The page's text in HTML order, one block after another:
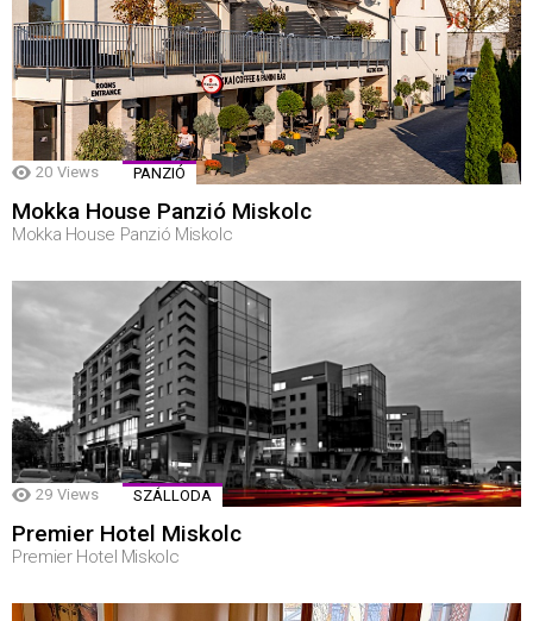
20 Views PANZIÓ
Mokka House Panzió Miskolc
Mokka House Panzió Miskolc
29 Views SZÁLLODA
Premier Hotel Miskolc
Premier Hotel Miskolc